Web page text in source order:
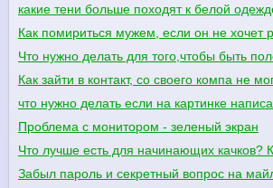
какие тени больше походят к белой
Как помириться мужем, если он не хочет
Что нужно делать для того,чтобы быть
Как зайти в контакт, со своего компа не
что нужно делать если на картинке
Проблема с монитором - зеленый экран
Что лучше есть для начинающих качков?
Забыл пароль и секретный вопрос на